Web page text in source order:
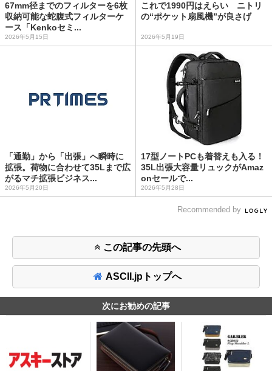
67mm径までのフィルターを6枚
収納可能な蛇腹式フィルターケ
ース「Kenkoセミ...
2026年5月15日
これで1990円はえらい ニトリ
の“ポケット扇風機”が良さげ
2026年5月19日
「通勤」から「出張」へ瞬時に
拡張。荷物に合わせて35Lまで広
がるマチ拡張ビジネス...
2026年5月20日
17型ノートPCも着替えも入る！
35L出張大容量リュックがAmaz
onセールで...
2026年5月28日
Recommended by
この記事の先頭へ
ASCII.jpトップへ
次にお勧めの記事